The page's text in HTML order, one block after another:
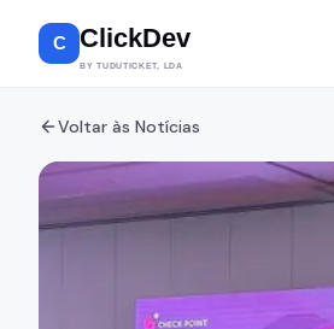
C ClickDev
BY TUDUTICKET, LDA
Voltar às Notícias